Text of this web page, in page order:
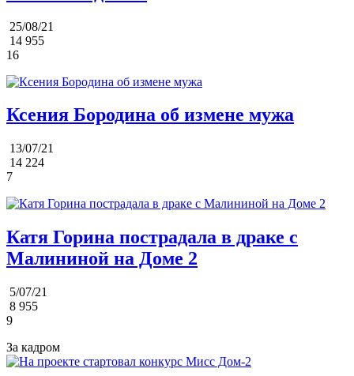
25/08/21
14 955
16
Ксения Бородина об измене мужа
13/07/21
14 224
7
Катя Горина пострадала в драке с
Малининой на Доме 2
5/07/21
8 955
9
За кадром